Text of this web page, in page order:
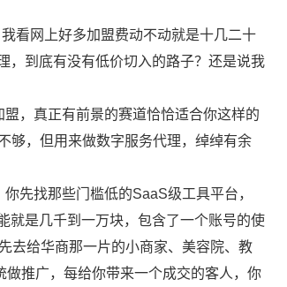
看网上好多加盟费动不动就是十几二十
，到底有没有低价切入的路子？还是说我
，真正有前景的赛道恰恰适合你这样的
够，但用来做数字服务代理，绰绰有余
你先找那些门槛低的SaaS级工具平台，
就是几千到一万块，包含了一个账号的使
去给华商那一片的小商家、美容院、教
做推广，每给你带来一个成交的客人，你